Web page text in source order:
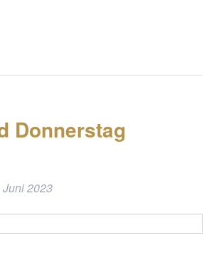
Donnerstag
Juni 2023